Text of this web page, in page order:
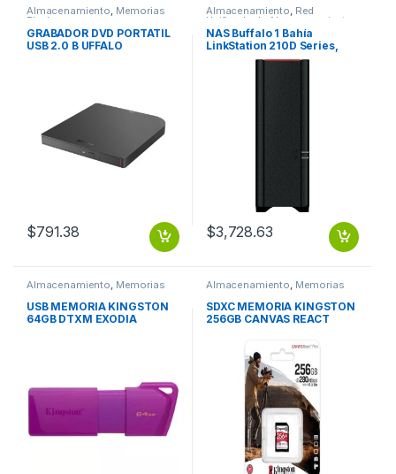
Almacenamiento, Memorias
Flash
GRABADOR DVD PORTATIL
USB 2.0 B UFFALO
$791.38
Almacenamiento, Red
Unificada de Almacenamiento
NAS Buffalo 1 Bahía
LinkStation 210D Series,
2TB (incluye 1 HDD de 2TB),
(1X2TB) RJ45 1GB USB 2.0
$3,728.63
Almacenamiento, Memorias
USB MEMORIA KINGSTON
64GB DTXM EXODIA
Almacenamiento, Memorias
SDXC MEMORIA KINGSTON
256GB CANVAS REACT